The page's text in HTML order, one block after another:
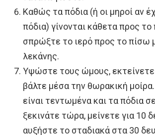
Καθώς τα πόδια (ή οι μηροί αν
πόδια) γίνονται κάθετα προς
σπρώξτε το ιερό προς το πίσω
λεκάνης.
Υψώστε τους ώμους, εκτείνετε
βάλτε μέσα την θωρακική
είναι τεντωμένα και τα πόδια
ξεκινάτε τώρα, μείνετε για 10
αυξήστε το σταδιακά στα 30